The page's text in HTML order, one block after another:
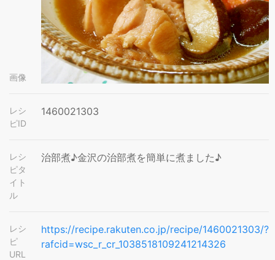
画像
レシ
ピID
1460021303
レシ
ピタ
イト
ル
治部煮♪金沢の治部煮を簡単に煮ました♪
レシ
ピ
URL
https://recipe.rakuten.co.jp/recipe/1460021303/?
rafcid=wsc_r_cr_1038518109241214326